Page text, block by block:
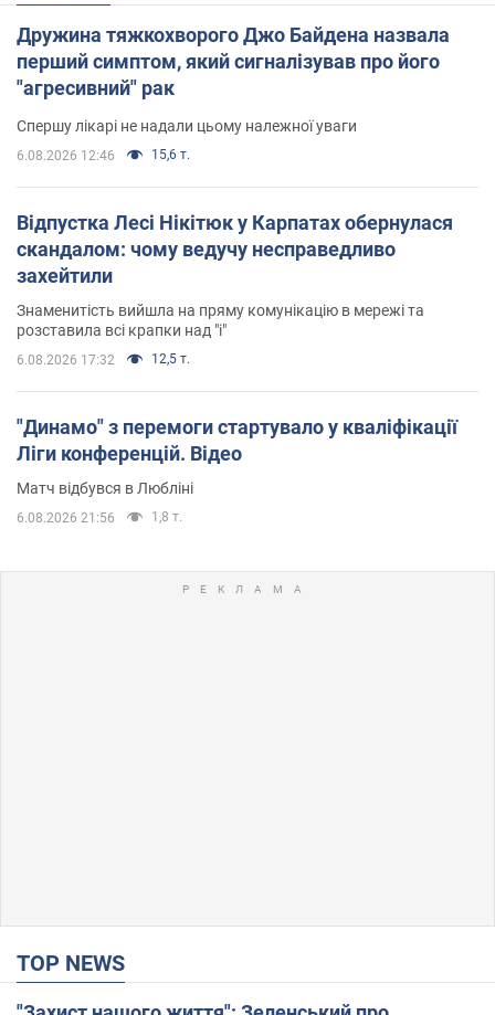
Дружина тяжкохворого Джо Байдена назвала
перший симптом, який сигналізував про його
"агресивний" рак
Спершу лікарі не надали цьому належної уваги
6.08.2026 12:46 15,6 т.
Відпустка Лесі Нікітюк у Карпатах обернулася
скандалом: чому ведучу несправедливо
захейтили
Знаменитість вийшла на пряму комунікацію в мережі та
розставила всі крапки над "і"
6.08.2026 17:32 12,5 т.
"Динамо" з перемоги стартувало у кваліфікації
Ліги конференцій. Відео
Матч відбувся в Любліні
6.08.2026 21:56 1,8 т.
TOP NEWS